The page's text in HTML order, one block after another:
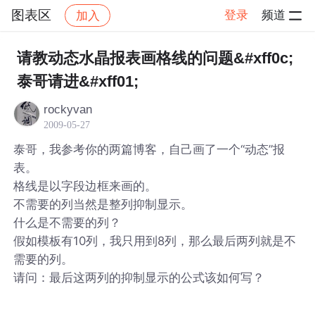
图表区 加入 登录 频道
社区 图表区 帖子详情
请教动态水晶报表画格线的问题&#xff0c;
泰哥请进&#xff01;
rockyvan
2009-05-27
泰哥，我参考你的两篇博客，自己画了一个“动态”报
表。
格线是以字段边框来画的。
不需要的列当然是整列抑制显示。
什么是不需要的列？
假如模板有10列，我只用到8列，那么最后两列就是不
需要的列。
请问：最后这两列的抑制显示的公式该如何写？